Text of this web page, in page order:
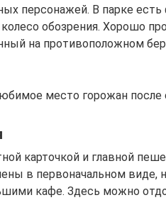
персонажей. В парке
обозрения. Хорошо
на противоположном
место горожан после
карточкой и главной
в первоначальном
кафе. Здесь можно